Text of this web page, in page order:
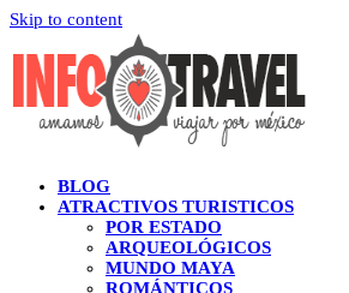
Skip to content
BLOG
ATRACTIVOS TURISTICOS
POR ESTADO
ARQUEOLÓGICOS
MUNDO MAYA
ROMÁNTICOS